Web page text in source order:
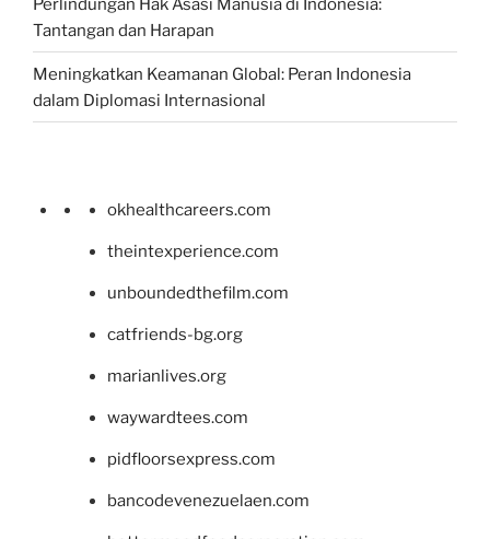
Perlindungan Hak Asasi Manusia di Indonesia:
Tantangan dan Harapan
Meningkatkan Keamanan Global: Peran Indonesia
dalam Diplomasi Internasional
okhealthcareers.com
theintexperience.com
unboundedthefilm.com
catfriends-bg.org
marianlives.org
waywardtees.com
pidfloorsexpress.com
bancodevenezuelaen.com